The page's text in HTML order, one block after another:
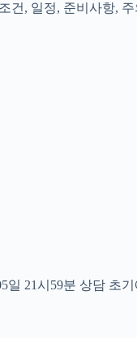
건, 일정, 준비사항,
21시59분 상담 초